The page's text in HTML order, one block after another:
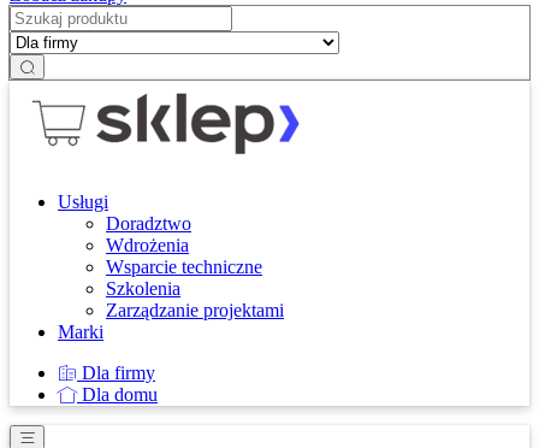
Usługi
Doradztwo
Wdrożenia
Wsparcie techniczne
Szkolenia
Zarządzanie projektami
Marki
Dla firmy
Dla domu